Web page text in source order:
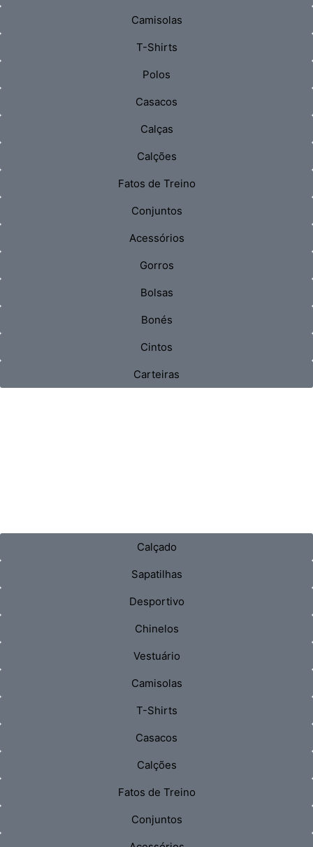
Camisolas
T-Shirts
Polos
Casacos
Calças
Calções
Fatos de Treino
Conjuntos
Acessórios
Gorros
Bolsas
Bonés
Cintos
Carteiras
Calçado
Sapatilhas
Desportivo
Chinelos
Vestuário
Camisolas
T-Shirts
Casacos
Calções
Fatos de Treino
Conjuntos